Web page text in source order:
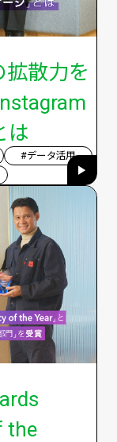
拡散力を
は
#データ活用
the